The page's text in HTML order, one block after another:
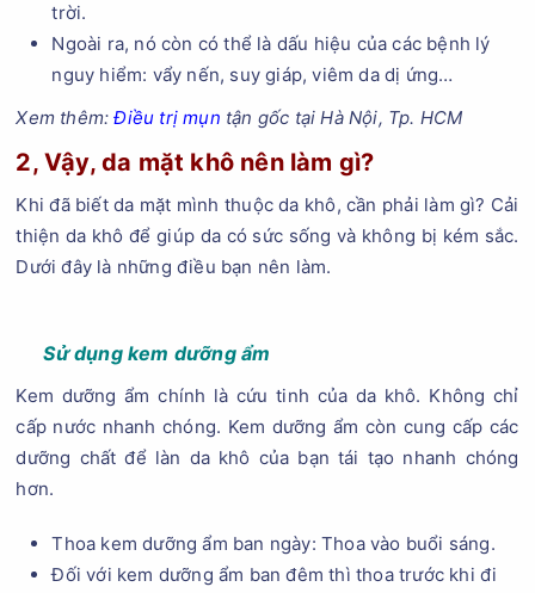
trời.
Ngoài ra, nó còn có thể là dấu hiệu của các bệnh lý
nguy hiểm: vẩy nến, suy giáp, viêm da dị ứng…
Xem thêm:Điều trị mụn tận gốc tại Hà Nội, Tp. HCM
2, Vậy, da mặt khô nên làm gì?
Khi đã biết da mặt mình thuộc da khô, cần phải làm gì? Cải
thiện da khô để giúp da có sức sống và không bị kém sắc.
Dưới đây là những điều bạn nên làm.
Sử dụng kem dưỡng ẩm
Kem dưỡng ẩm chính là cứu tinh của da khô. Không chỉ
cấp nước nhanh chóng. Kem dưỡng ẩm còn cung cấp các
dưỡng chất để làn da khô của bạn tái tạo nhanh chóng
hơn.
Thoa kem dưỡng ẩm ban ngày: Thoa vào buổi sáng.
Đối với kem dưỡng ẩm ban đêm thì thoa trước khi đi